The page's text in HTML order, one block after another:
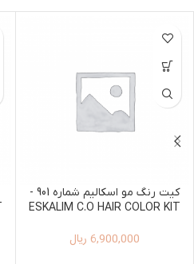
کیت رنگ مو اسکالیم شماره 901 -
ESKALIM C.O HAIR COLOR KIT
6,900,000 ریال